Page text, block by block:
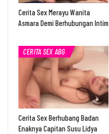
Cerita Sex Merayu Wanita
Asmara Demi Berhubungan Intim
CERITA SEX ABG
Cerita Sex Berhubang Badan
Enaknya Capitan Susu Lidya